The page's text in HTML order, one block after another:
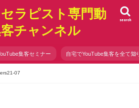
ラピスト専門動
チャンネル
search
集客セミナー 自宅でYouTube集客を全て知
07